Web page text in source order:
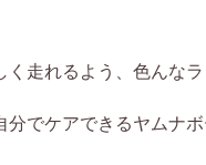
走れるよう、色んな
でケアできるヤムナ